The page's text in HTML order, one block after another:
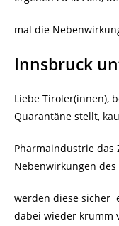
mal die
Innsbruck
Liebe Tiroler(innen),
Quarantäne stellt,
Pharmaindustrie das
Nebenwirkungen
werden diese sicher
dabei wieder krumm